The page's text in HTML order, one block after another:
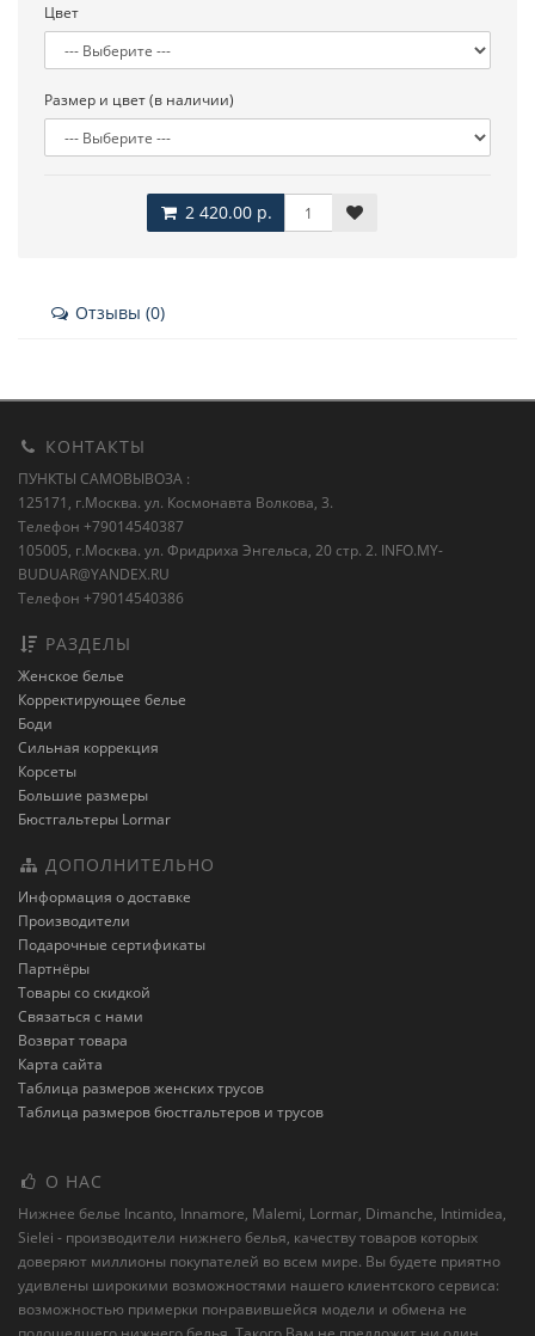
Цвет
Размер и цвет (в наличии)
2 420.00 р.
Отзывы (0)
КОНТАКТЫ
ПУНКТЫ САМОВЫВОЗА :
125171, г.Москва. ул. Космонавта Волкова, 3.
Телефон +79014540387
105005, г.Москва. ул. Фридриха Энгельса, 20 стр. 2. INFO.MY-
BUDUAR@YANDEX.RU
Телефон +79014540386
РАЗДЕЛЫ
Женское белье
Корректирующее белье
Боди
Сильная коррекция
Корсеты
Большие размеры
Бюстгальтеры Lormar
ДОПОЛНИТЕЛЬНО
Информация о доставке
Производители
Подарочные сертификаты
Партнёры
Товары со скидкой
Связаться с нами
Возврат товара
Карта сайта
Таблица размеров женских трусов
Таблица размеров бюстгальтеров и трусов
О НАС
Нижнее белье Incanto, Innamore, Malemi, Lormar, Dimanche, Intimidea,
Sielei - производители нижнего белья, качеству товаров которых
доверяют миллионы покупателей во всем мире. Вы будете приятно
удивлены широкими возможностями нашего клиентского сервиса:
возможностью примерки понравившейся модели и обмена не